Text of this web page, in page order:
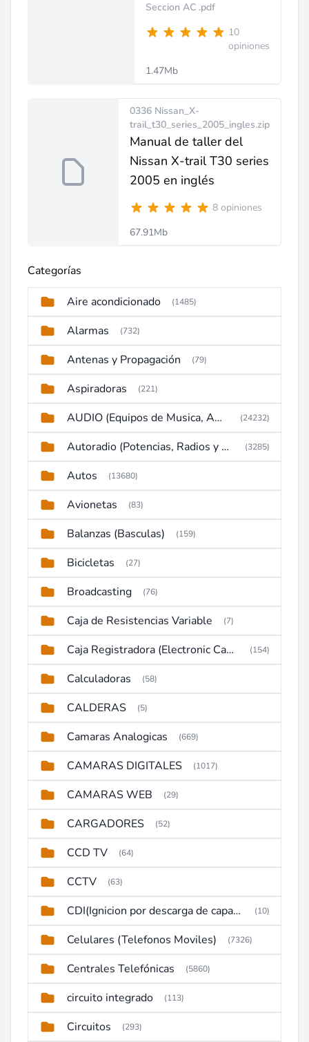
Seccion AC .pdf
10
opiniones
1.47Mb
0336 Nissan_X-
trail_t30_series_2005_ingles.zip
Manual de taller del
Nissan X-trail T30 series
2005 en inglés
8 opiniones
67.91Mb
Categorías
Aire acondicionado (1485)
Alarmas (732)
Antenas y Propagación (79)
Aspiradoras (221)
AUDIO (Equipos de Musica, Amplificadores, Reproductores, Etc) (24232)
Autoradio (Potencias, Radios y DVD) (3285)
Autos (13680)
Avionetas (83)
Balanzas (Basculas) (159)
Bicicletas (27)
Broadcasting (76)
Caja de Resistencias Variable (7)
Caja Registradora (Electronic Cash Register) (154)
Calculadoras (58)
CALDERAS (5)
Camaras Analogicas (669)
CAMARAS DIGITALES (1017)
CAMARAS WEB (29)
CARGADORES (52)
CCD TV (64)
CCTV (63)
CDI(Ignicion por descarga de capacitor) (10)
Celulares (Telefonos Moviles) (7326)
Centrales Telefónicas (5860)
circuito integrado (113)
Circuitos (293)